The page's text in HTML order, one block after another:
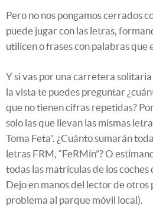
Pero no nos pongamos cerrados
puede jugar con las letras,
utilicen o frases con palabras que
Y si vas por una carretera
la vista te puedes preguntar
que no tienen cifras repetidas?
solo las que llevan las mismas
Toma Feta”. ¿Cuánto sumarán
letras FRM, “FeRMín”? O
todas las matrículas de los coches
Dejo en manos del lector de otros
problema al parque móvil local).